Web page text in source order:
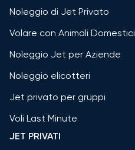
Noleggio di Jet Privato
Volare con Animali Domestici
Noleggio Jet per Aziende
Noleggio elicotteri
Jet privato per gruppi
Voli Last Minute
JET PRIVATI